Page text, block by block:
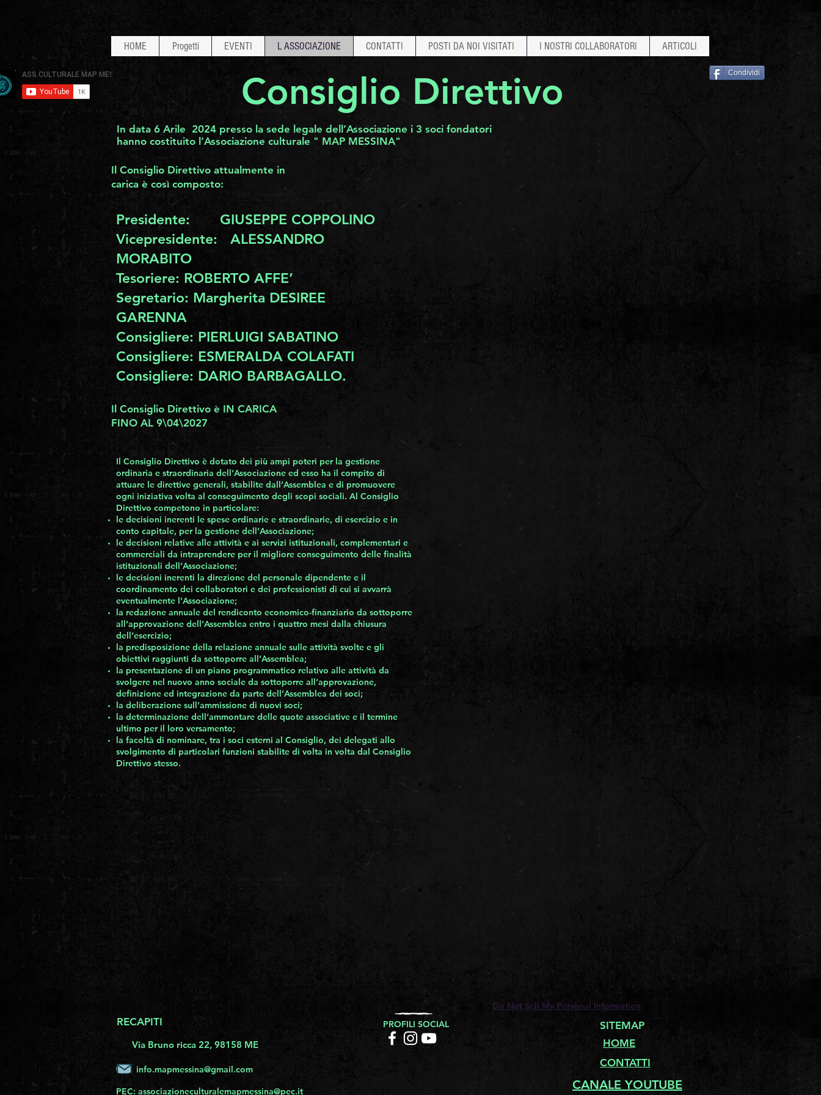
HOME Progetti EVENTI L ASSOCIAZIONE CONTATTI POSTI DA NOI VISITATI I NOSTRI COLLABORATORI ARTICOLI
Consiglio Direttivo
In data 6 Arile 2024 presso la sede legale dell’Associazione i 3 soci fondatori
hanno costituito l’Associazione culturale " MAP MESSINA"
Il Consiglio Direttivo attualmente in
carica è così composto:
Presidente: GIUSEPPE COPPOLINO
Vicepresidente: ALESSANDRO
MORABITO
Tesoriere: ROBERTO AFFE’
Segretario: Margherita DESIREE
GARENNA
Consigliere: PIERLUIGI SABATINO
Consigliere: ESMERALDA COLAFATI
Consigliere: DARIO BARBAGALLO.
Il Consiglio Direttivo è IN CARICA
FINO AL 9\04\2027
Il Consiglio Direttivo è dotato dei più ampi poteri per la gestione
ordinaria e straordinaria dell’Associazione ed esso ha il compito di
attuare le direttive generali, stabilite dall’Assemblea e di promuovere
ogni iniziativa volta al conseguimento degli scopi sociali. Al Consiglio
Direttivo competono in particolare:
le decisioni inerenti le spese ordinarie e straordinarie, di esercizio e in
conto capitale, per la gestione dell’Associazione;
le decisioni relative alle attività e ai servizi istituzionali, complementari e
commerciali da intraprendere per il migliore conseguimento delle finalità
istituzionali dell’Associazione;
le decisioni inerenti la direzione del personale dipendente e il
coordinamento dei collaboratori e dei professionisti di cui si avvarrà
eventualmente l’Associazione;
la redazione annuale del rendiconto economico-finanziario da sottoporre
all’approvazione dell’Assemblea entro i quattro mesi dalla chiusura
dell’esercizio;
la predisposizione della relazione annuale sulle attività svolte e gli
obiettivi raggiunti da sottoporre all’Assemblea;
la presentazione di un piano programmatico relativo alle attività da
svolgere nel nuovo anno sociale da sottoporre all’approvazione,
definizione ed integrazione da parte dell’Assemblea dei soci;
la deliberazione sull’ammissione di nuovi soci;
la determinazione dell’ammontare delle quote associative e il termine
ultimo per il loro versamento;
la facoltà di nominare, tra i soci esterni al Consiglio, dei delegati allo
svolgimento di particolari funzioni stabilite di volta in volta dal Consiglio
Direttivo stesso.
Condividi
RECAPITI
Via Bruno ricca 22, 98158 ME
info.mapmessina@gmail.com
PEC: associazioneculturalemapmessina@pec.it
Do Not Sell My Personal Information
PROFILI SOCIAL
SITEMAP
HOME
CONTATTI
CANALE YOUTUBE